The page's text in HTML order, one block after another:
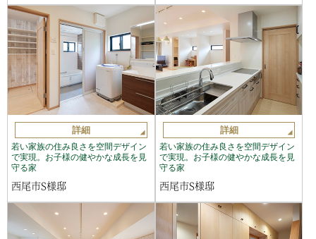
詳細
若い家族の住み良さを空間デザイン
で実現。お子様の健やかな成長を見
守る家
西尾市S様邸
詳細
若い家族の住み良さを空間デザイン
で実現。お子様の健やかな成長を見
守る家
西尾市S様邸